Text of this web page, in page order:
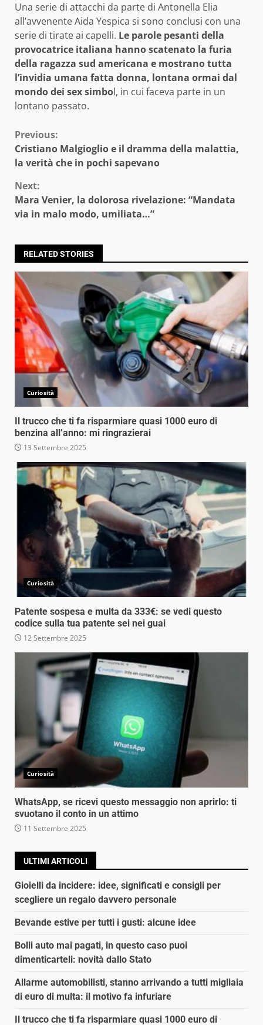
Una serie di attacchi da parte di Antonella Elia
all’avvenente Aida Yespica si sono conclusi con una
serie di tirate ai capelli. Le parole pesanti della
provocatrice italiana hanno scatenato la furia
della ragazza sud americana e mostrano tutta
l’invidia umana fatta donna, lontana ormai dal
mondo dei sex simbol, in cui faceva parte in un
lontano passato.
Continue
Reading
Previous:
Cristiano Malgioglio e il dramma della malattia,
la verità che in pochi sapevano
Next:
Mara Venier, la dolorosa rivelazione: “Mandata
via in malo modo, umiliata…”
RELATED STORIES
Curiosità
Il trucco che ti fa risparmiare quasi 1000 euro di
benzina all’anno: mi ringrazierai
13 Settembre 2025
Curiosità
Patente sospesa e multa da 333€: se vedi questo
codice sulla tua patente sei nei guai
12 Settembre 2025
Curiosità
WhatsApp, se ricevi questo messaggio non aprirlo: ti
svuotano il conto in un attimo
11 Settembre 2025
ULTIMI ARTICOLI
Gioielli da incidere: idee, significati e consigli per
scegliere un regalo davvero personale
Bevande estive per tutti i gusti: alcune idee
Bolli auto mai pagati, in questo caso puoi
dimenticarteli: novità dallo Stato
Allarme automobilisti, stanno arrivando a tutti migliaia
di euro di multa: il motivo fa infuriare
Il trucco che ti fa risparmiare quasi 1000 euro di